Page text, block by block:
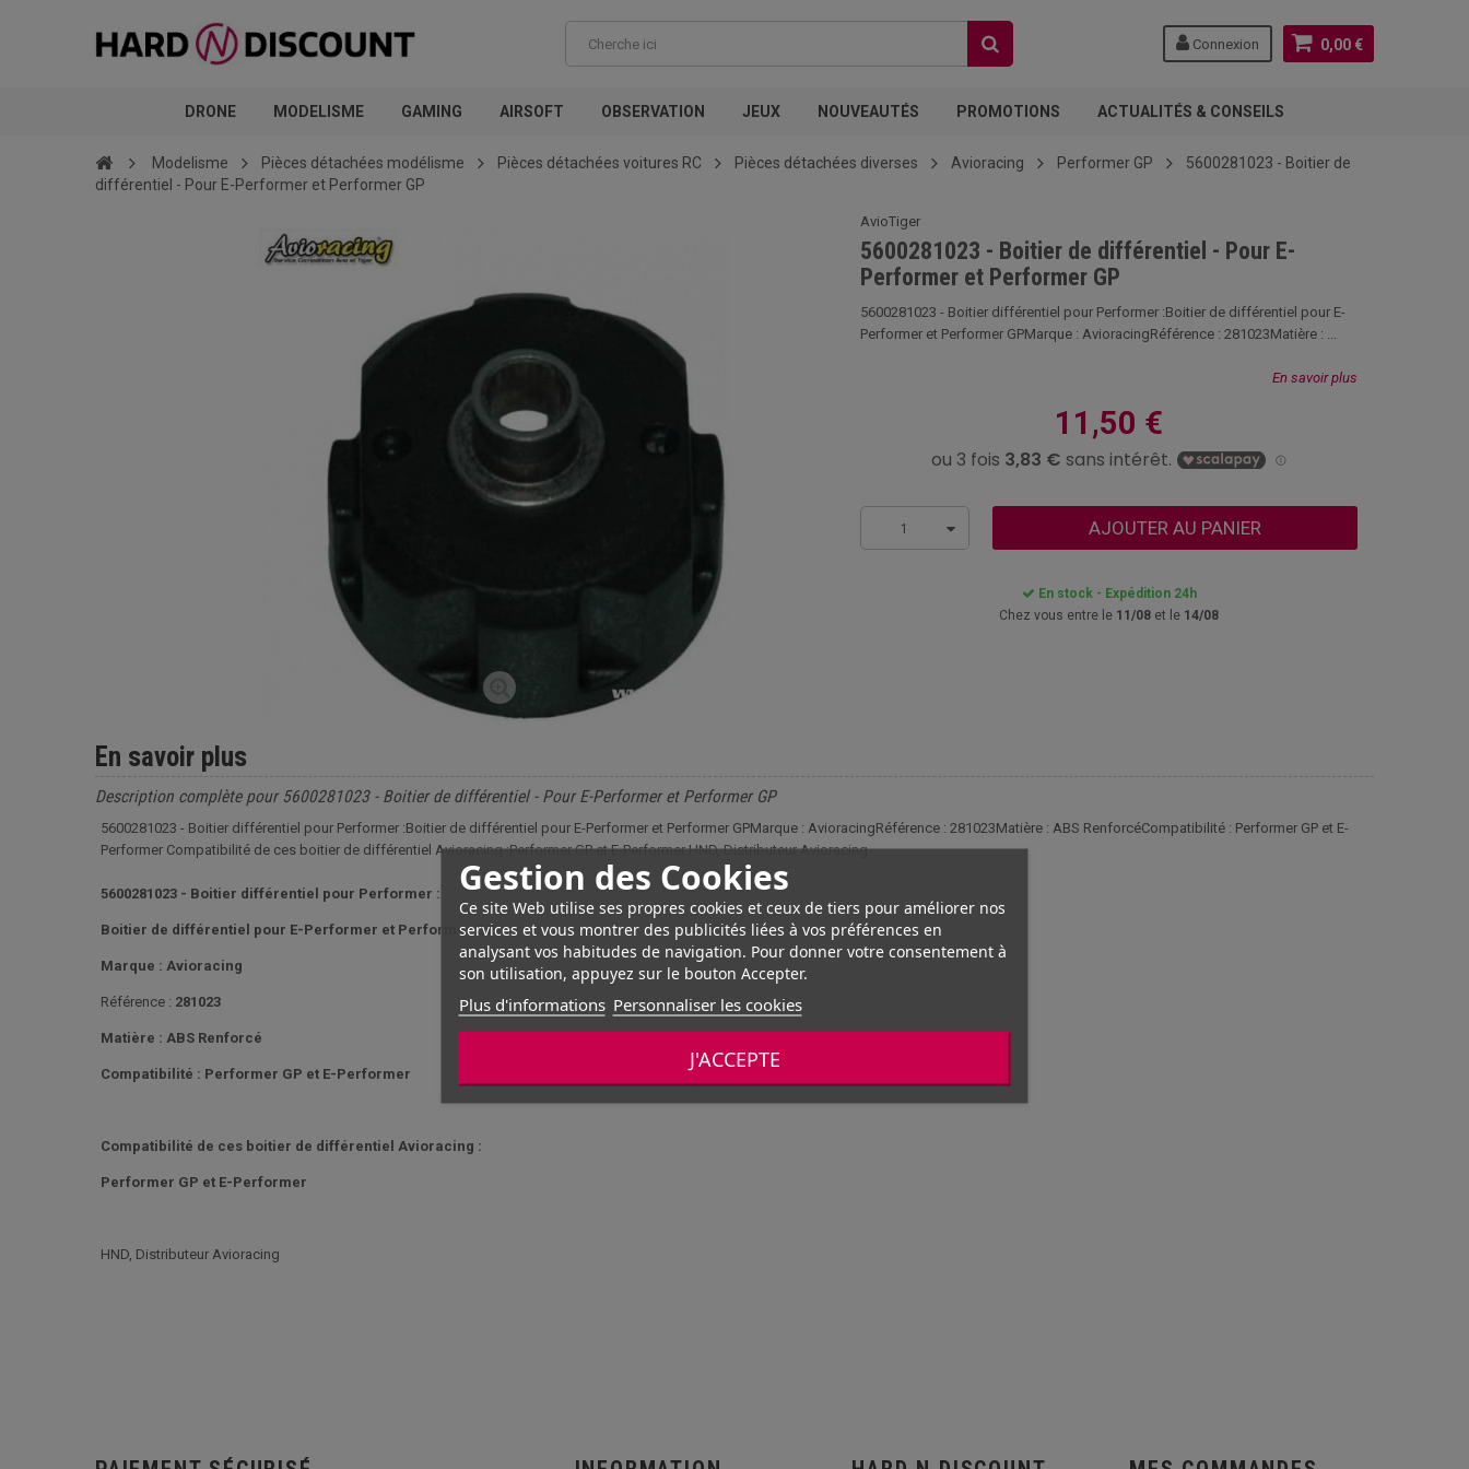
0,00 €
Connexion
DRONE MODELISME GAMING AIRSOFT OBSERVATION JEUX NOUVEAUTÉS PROMOTIONS ACTUALITÉS & CONSEILS
Gestion des Cookies
Ce site Web utilise ses propres cookies et ceux de tiers pour améliorer nos
services et vous montrer des publicités liées à vos préférences en
analysant vos habitudes de navigation. Pour donner votre consentement à
son utilisation, appuyez sur le bouton Accepter.
Plus d'informations Personnaliser les cookies
J'ACCEPTE
Modelisme Pièces détachées modélisme Pièces détachées voitures RC Pièces détachées diverses Avioracing Performer GP
5600281023 - Boitier de
différentiel - Pour E-Performer et Performer GP
AvioTiger
5600281023 - Boitier de différentiel - Pour E-
Performer et Performer GP
5600281023 - Boitier différentiel pour Performer :Boitier de différentiel pour E-
Performer et Performer GPMarque : AvioracingRéférence : 281023Matière : ...
En savoir plus
11,50 €
1 AJOUTER AU PANIER
En stock - Expédition 24h
Chez vous entre le 11/08 et le 14/08
En savoir plus
Description complète pour 5600281023 - Boitier de différentiel - Pour E-Performer et Performer GP
5600281023 - Boitier différentiel pour Performer :Boitier de différentiel pour E-Performer et Performer GPMarque : AvioracingRéférence : 281023Matière : ABS RenforcéCompatibilité : Performer GP et E-
Performer Compatibilité de ces boitier de différentiel Avioracing :Performer GP et E-Performer HND, Distributeur Avioracing
5600281023 - Boitier différentiel pour Performer :
Boitier de différentiel pour E-Performer et Performer GP
Marque : Avioracing
Référence : 281023
Matière : ABS Renforcé
Compatibilité : Performer GP et E-Performer
Compatibilité de ces boitier de différentiel Avioracing :
Performer GP et E-Performer
HND, Distributeur Avioracing